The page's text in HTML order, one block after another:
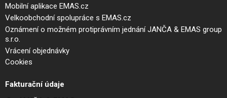
Mobilní aplikace EMAS.cz
Velkoobchodní spolupráce s EMAS.cz
Oznámení o možném protiprávním jednání JANČA & EMAS group
s.r.o.
Vrácení objednávky
Cookies
Fakturační údaje